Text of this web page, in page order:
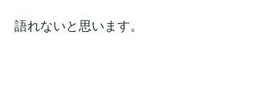
語れないと思います。